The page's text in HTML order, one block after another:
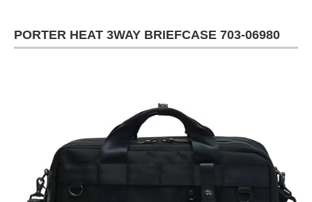
モノづくり技術者専門サイト
エネルギーの専門メディア
建設×テクノロジーの最前線
ちょっと気になるネットの話題
PORTER HEAT 3WAY BRIEFCASE 703-06980